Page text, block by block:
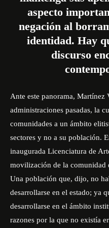
aspecto
negación al
identidad. Hay
discurso
Ante este panorama, Martínez
administraciones pasadas, la
comunidades a un ámbito
sectores y no a su población.
inaugurada Licenciatura de
movilización de la comunidad
Una población que, dijo, no
desarrollarse en el estado; ya
desarrollarse en el ámbito
razones por la que no existía